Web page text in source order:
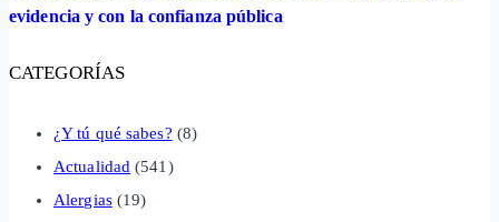
evidencia y con la confianza pública
CATEGORÍAS
¿Y tú qué sabes? (8)
Actualidad (541)
Alergias(19)